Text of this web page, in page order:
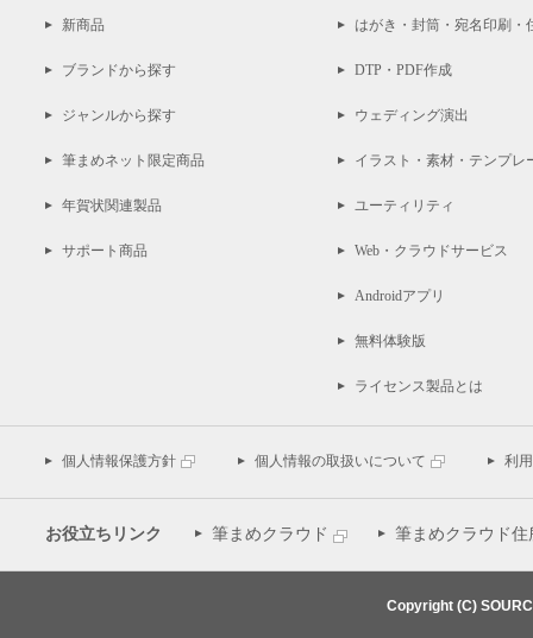
新商品
ブランドから探す
ジャンルから探す
筆まめネット限定商品
年賀状関連製品
サポート商品
はがき・封筒・宛名印刷・
DTP・PDF作成
ウェディング演出
イラスト・素材・テンプレ
ユーティリティ
Web・クラウドサービス
Androidアプリ
無料体験版
ライセンス製品とは
個人情報保護方針 個人情報の取扱いについて 利
お役立ちリンク 筆まめクラウド 筆まめクラウド住
Copyright (C)